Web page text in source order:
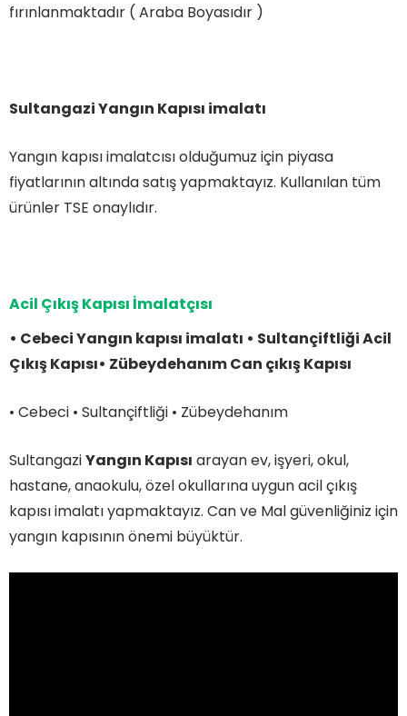
fırınlanmaktadır ( Araba Boyasıdır )
Sultangazi Yangın Kapısı imalatı
Yangın kapısı imalatcısı olduğumuz için piyasa
fiyatlarının altında satış yapmaktayız. Kullanılan tüm
ürünler TSE onaylıdır.
Acil Çıkış Kapısı İmalatçısı
• Cebeci Yangın kapısı imalatı • Sultançiftliği Acil
Çıkış Kapısı• Zübeydehanım Can çıkış Kapısı
• Cebeci • Sultançiftliği • Zübeydehanım
SultangaziYangın Kapısı arayan ev, işyeri, okul,
hastane, anaokulu, özel okullarına uygun acil çıkış
kapısı imalatı yapmaktayız. Can ve Mal güvenliğiniz için
yangın kapısının önemi büyüktür.